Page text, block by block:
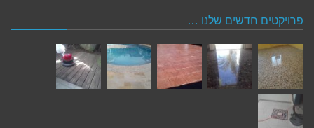
פרויקטים חדשים שלנו …